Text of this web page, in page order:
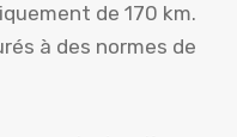
de 170 km.
à des normes de